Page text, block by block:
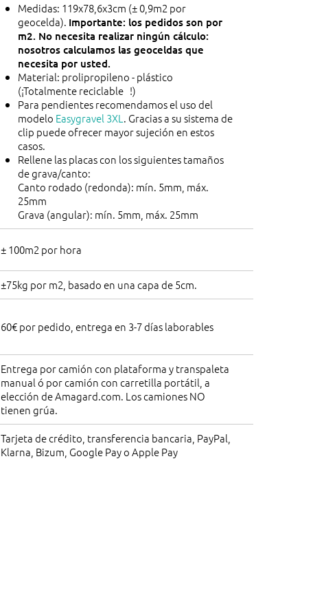
Medidas: 119x78,6x3cm (± 0,9m2 por
geocelda). Importante: los pedidos son por
m2. No necesita realizar ningún cálculo:
nosotros calculamos las geoceldas que
necesita por usted.
Material: prolipropileno - plástico
(¡Totalmente reciclable !)
Para pendientes recomendamos el uso del
modelo Easygravel 3XL. Gracias a su sistema de
clip puede ofrecer mayor sujeción en estos
casos.
Rellene las placas con los siguientes tamaños
de grava/canto:
Canto rodado (redonda): mín. 5mm, máx.
25mm
Grava (angular): mín. 5mm, máx. 25mm
± 100m2 por hora
±75kg por m2, basado en una capa de 5cm.
60€ por pedido, entrega en 3-7 días laborables
Entrega por camión con plataforma y transpaleta
manual ó por camión con carretilla portátil, a
elección de Amagard.com. Los camiones NO
tienen grúa.
Tarjeta de crédito, transferencia bancaria, PayPal,
Klarna, Bizum, Google Pay o Apple Pay